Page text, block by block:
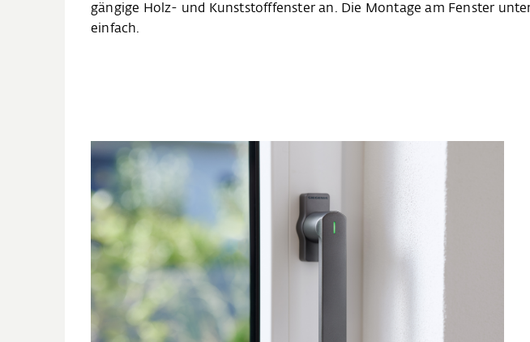
gängige Holz- und Kunststofffenster an. Die Montage am Fenster
einfach.